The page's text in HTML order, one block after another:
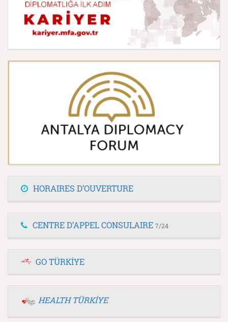
HORAIRES D’OUVERTURE
CENTRE D’APPEL CONSULAIRE 7/24
GO TÜRKİYE
HEALTH TÜRKİYE